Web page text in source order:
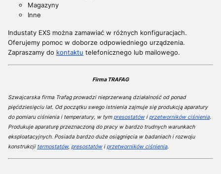
Magazyny
Inne
Industaty EXS można zamawiać w różnych konfiguracjach.
Oferujemy pomoc w doborze odpowiedniego urządzenia.
Zapraszamy do kontaktu telefonicznego lub mailowego.
Firma TRAFAG
Szwajcarska firma Trafag prowadzi nieprzerwaną działalność od ponad
pięćdziesięciu lat. Od początku swego istnienia zajmuje się produkcją aparatury
do pomiaru ciśnienia i temperatury, w tym presostatówi przetworników ciśnienia.
Produkuje aparaturę przeznaczoną do pracy w bardzo trudnych warunkach
eksploatacyjnych. Posiada bardzo duże osiągnięcia w badaniach i rozwoju
konstrukcji termostatów, presostatówi przetworników ciśnienia.